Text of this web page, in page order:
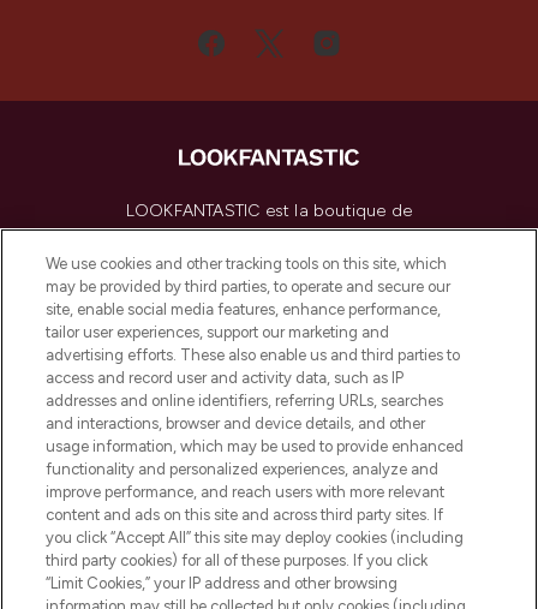
LOOKFANTASTIC est la boutique de
beauté incontournable en Europe,
proposant les meilleurs produits de soins
de la peau, des cheveux et de maquillage
de plus de 200 marques prestigieuses.
Faites vos achats en ligne ou via
l’application, avec la livraison offerte dès
55€ d'achat.
Consentement aux cookies
Do Not Sell or Share My Personal
Information
AIDE ET INFORMATIONS
We use cookies and other tracking tools on this site, which
may be provided by third parties, to operate and secure our
site, enable social media features, enhance performance,
tailor user experiences, support our marketing and
advertising efforts. These also enable us and third parties to
access and record user and activity data, such as IP
addresses and online identifiers, referring URLs, searches
and interactions, browser and device details, and other
usage information, which may be used to provide enhanced
functionality and personalized experiences, analyze and
improve performance, and reach users with more relevant
content and ads on this site and across third party sites. If
you click “Accept All” this site may deploy cookies (including
third party cookies) for all of these purposes. If you click
“Limit Cookies,” your IP address and other browsing